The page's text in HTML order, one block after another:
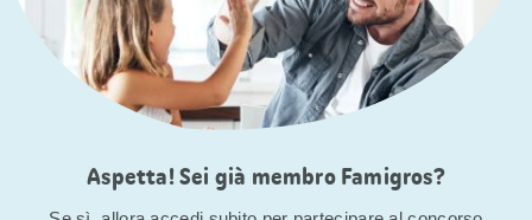
Aspetta! Sei già membro Famigros?